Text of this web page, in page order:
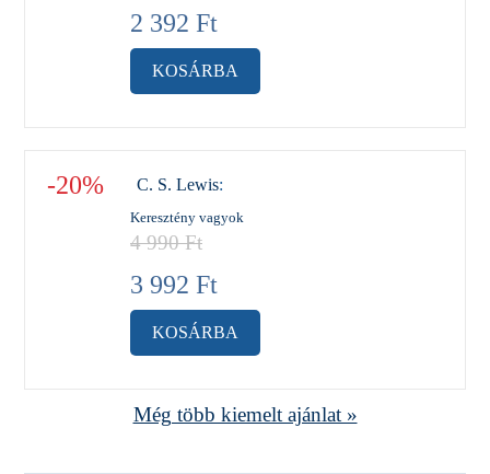
2 392 Ft
KOSÁRBA
-20% C. S. Lewis:
Keresztény vagyok
4 990Ft
3 992 Ft
KOSÁRBA
Még több kiemelt ajánlat »